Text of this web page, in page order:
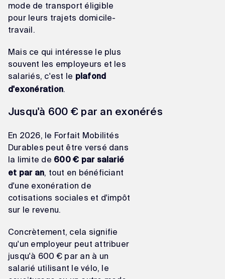
mode de transport éligible
pour leurs trajets domicile-
travail.
Mais ce qui intéresse le plus
souvent les employeurs et les
salariés, c'est le plafond
d'exonération
Jusqu'à 600 € par an exonérés
En 2026, le Forfait Mobilités
Durables peut être versé dans
la limite de 600 € par salarié
et par an , tout en bénéficiant
d'une exonération de
cotisations sociales et d'impôt
sur le revenu.
Concrètement, cela signifie
qu'un employeur peut attribuer
jusqu'à 600 € par an à un
salarié utilisant le vélo, le